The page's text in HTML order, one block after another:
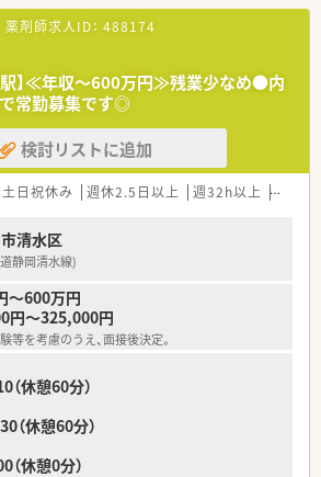
き方 ／
、平日～17:30までのご勤務です！正社員とし
、薬局では時間があわない、、という方にもっ
！
長と優しい雰囲気の薬剤部☆
の薬剤師さんです。
皆様笑顔で応対頂き、雰囲気の良さを感じる事が
薬剤師求人ID： 488174
駅】≪年収～600万円≫残業少なめ●内
常勤募集です◎
検討リストに追加
土日祝休み 週休2.5日以上 週32h以上 ブラ
清水区
静岡清水線)
～600万円
円～325,000円
等を考慮のうえ、面接後決定。
休憩60分）
（休憩60分）
休憩0分）